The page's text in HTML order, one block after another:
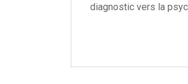
diagnostic vers la